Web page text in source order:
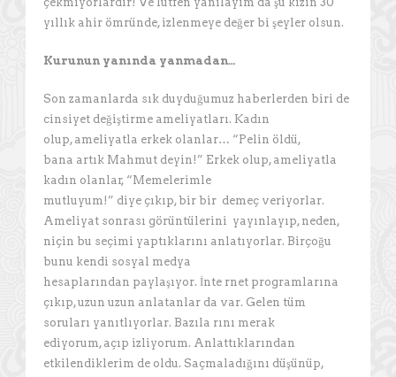
yıllık ahir ömründe, izlenmeye değer bi şeyler olsun.
Kurunun yanında yanmadan…
Son zamanlarda sık duyduğumuz haberlerden biri de
cinsiyet değiştirme ameliyatları. Kadın
olup, ameliyatla erkek olanlar… “Pelin öldü,
bana artık Mahmut deyin!” Erkek olup, ameliyatla
kadın olanlar, “Memelerimle
mutluyum!” diye çıkıp, bir bir demeç veriyorlar.
Ameliyat sonrası görüntülerini yayınlayıp, neden,
niçin bu seçimi yaptıklarını anlatıyorlar. Birçoğu
bunu kendi sosyal medya
hesaplarından paylaşıyor. İnte rnet programlarına
çıkıp, uzun uzun anlatanlar da var. Gelen tüm
soruları yanıtlıyorlar. Bazıla rını merak
ediyorum, açıp izliyorum. Anlattıklarından
etkilendiklerim de oldu. Saçmaladığını düşünüp,